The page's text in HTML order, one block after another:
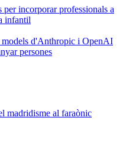
incorporar professionals a
infantil
models d'Anthropic i OpenAI
persones
madridisme al faraònic